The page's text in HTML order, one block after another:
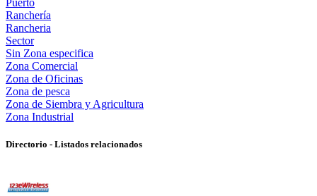
Ranchería
Rancheria
Sector
Sin Zona especifica
Zona Comercial
Zona de Oficinas
Zona de pesca
Zona de Siembra y Agricultura
Zona Industrial
Directorio - Listados relacionados